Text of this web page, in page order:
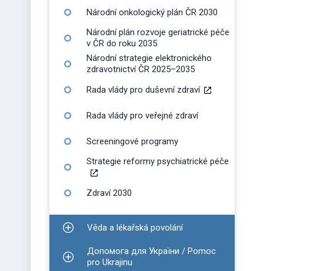
Národní onkologický plán ČR 2030
Národní plán rozvoje geriatrické péče
v ČR do roku 2035
Národní strategie elektronického
zdravotnictví ČR 2025–2035
Rada vlády pro duševní zdraví
Rada vlády pro veřejné zdraví
Screeningové programy
Strategie reformy psychiatrické péče
Zdraví 2030
Zobrazit podmenu pro Věda a lékařská povolání
Věda a lékařská povolání
Zobrazit podmenu pro Допомога для України / Pomoc pro Ukrajinu
Допомога для України / Pomoc
pro Ukrajinu